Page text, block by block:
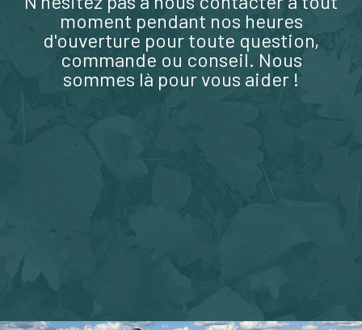
moment pendant nos heures
d'ouverture pour toute question,
commande ou conseil. Nous
sommes là pour vous aider !